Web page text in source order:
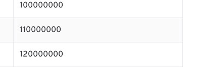
100000000
110000000
120000000